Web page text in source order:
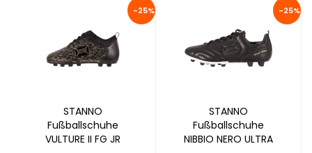
-25%
STANNO
Fußballschuhe
VULTURE II FG JR
-25%
STANNO
Fußballschuhe
NIBBIO NERO ULTRA